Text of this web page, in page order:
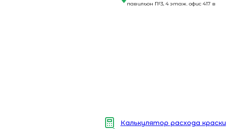
павильон №3, 4 этаж. офис 417 в
Калькулятор расхода краски